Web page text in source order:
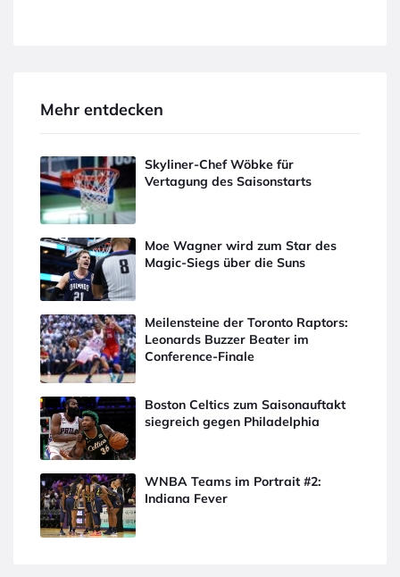
Mehr entdecken
Skyliner-Chef Wöbke für
Vertagung des Saisonstarts
Moe Wagner wird zum Star des
Magic-Siegs über die Suns
Meilensteine der Toronto Raptors:
Leonards Buzzer Beater im
Conference-Finale
Boston Celtics zum Saisonauftakt
siegreich gegen Philadelphia
WNBA Teams im Portrait #2:
Indiana Fever